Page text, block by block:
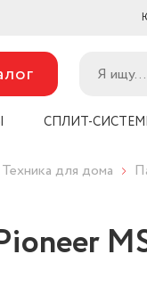
СПЛИТ-
Техника для дома